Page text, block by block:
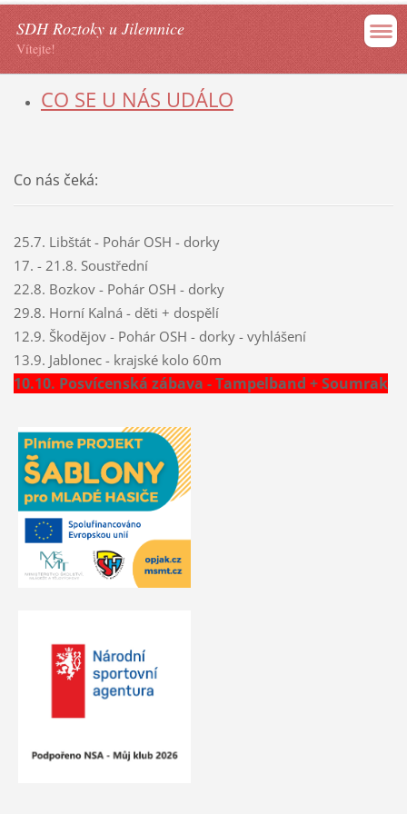
SDH Roztoky u Jilemnice
Vítejte!
CO SE U NÁS UDÁLO
Co nás čeká:
25.7. Libštát - Pohár OSH - dorky
17. - 21.8. Soustřední
22.8. Bozkov - Pohár OSH - dorky
29.8. Horní Kalná - děti + dospělí
12.9. Škodějov - Pohár OSH - dorky - vyhlášení
13.9. Jablonec - krajské kolo 60m
10.10. Posvícenská zábava - Tampelband + Soumrak